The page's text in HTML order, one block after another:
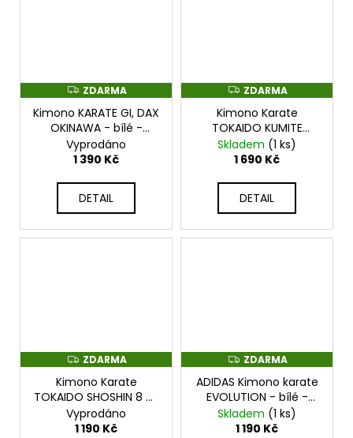
Z
D
A
R
M
A
ZDARMA
Kimono KARATE GI, DAX
OKINAWA - bílé -
AOK_OKINAWA
Vyprodáno
1 390 Kč
DETAIL
Z
D
A
R
M
A
ZDARMA
Kimono Karate
TOKAIDO KUMITE
MASTER JUNIOR WKF -
bílé - ATCJO160_WHT
Skladem (1 ks)
1 690 Kč
DETAIL
Z
D
A
R
M
A
ZDARMA
Kimono Karate
TOKAIDO SHOSHIN 8 oz
- bílé -
ATS160_SHOSHIN
Vyprodáno
1 190 Kč
Z
D
A
R
M
A
ZDARMA
ADIDAS Kimono karate
EVOLUTION - bílé -
K200E
Skladem (1 ks)
1 190 Kč